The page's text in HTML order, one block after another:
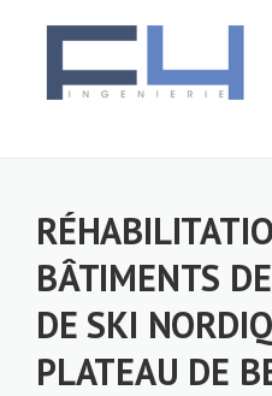
BÂTIMENTS
DE SKI
PLATEAU DE